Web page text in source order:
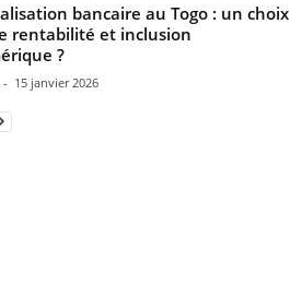
bancaire au Togo : un choix
rentabilité et inclusion
?
- 15 janvier 2026